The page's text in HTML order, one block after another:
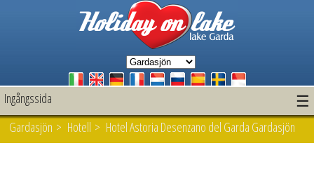
Ingångssida ☰
Gardasjön > Hotell > Hotel Astoria Desenzano del Garda Gardasjön